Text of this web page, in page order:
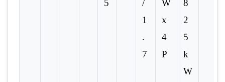
5
/
1
.
7
W
x
4
P
8
2
5
k
W